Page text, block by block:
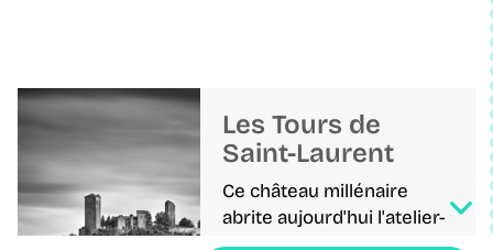
Les Tours de
Saint-Laurent
Ce château millénaire
abrite aujourd'hui l'atelier-
musée Jean Lurçat, mêlant